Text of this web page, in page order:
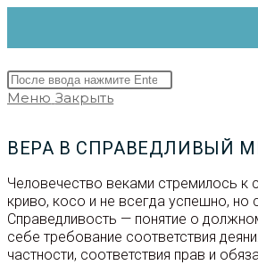
содержимому
Поиск
на
Меню Закрыть
ВЕРА В СПРАВЕДЛИВЫЙ
Человечество веками стремилось к
криво, косо и не всегда успешно, но
Справедливость — понятие о
себе требование соответствия
частности, соответствия прав и